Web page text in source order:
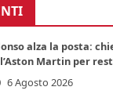
alza la posta:
Martin per
6 Agosto 2026